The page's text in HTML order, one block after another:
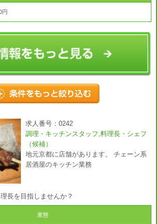
円
求人番号：0242
調理・キッチンスタッフ,料理長・シェフ
（候補）
地元京都に店舗があります。 チェーン系
居酒屋のキッチン業務
長を目指しませんか？
業態